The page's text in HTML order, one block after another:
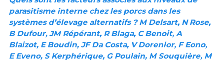
parasitisme interne chez les porcs dans les
systèmes d’élevage alternatifs ? M Delsart, N Rose,
B Dufour, JM Répérant, R Blaga, C Benoit, A
Blaizot, E Boudin, JF Da Costa, V Dorenlor, F Eono,
E Eveno, S Kerphérique, G Poulain, M Souquière, M